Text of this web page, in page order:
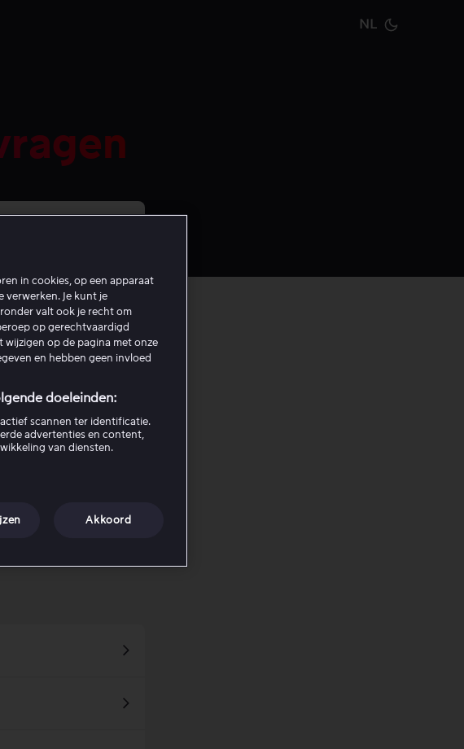
NL
in cookies, op een apparaat
verwerken. Je kunt je
valt ook je recht om
op gerechtvaardigd
wijzigen op de pagina met onze
en hebben geen invloed
doeleinden:
scannen ter identificatie.
advertenties en content,
van diensten.
Akkoord